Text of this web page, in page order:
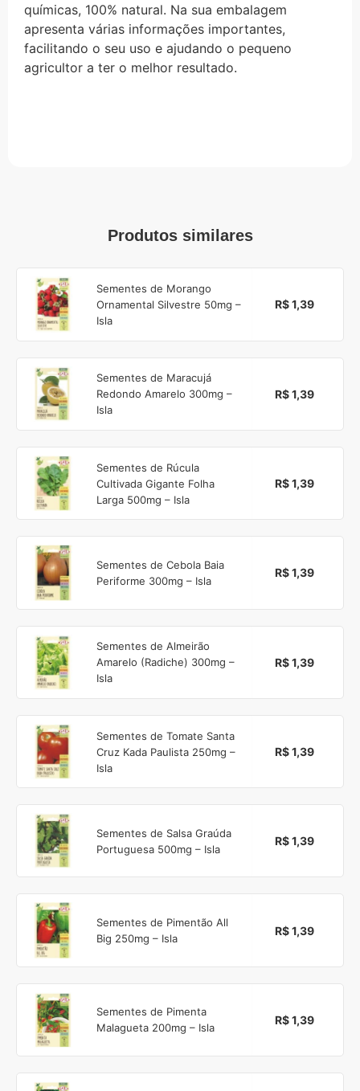
químicas, 100% natural. Na sua embalagem
apresenta várias informações importantes,
facilitando o seu uso e ajudando o pequeno
agricultor a ter o melhor resultado.
Produtos similares
Sementes de Morango
Ornamental Silvestre 50mg –
Isla
R$ 1,39
Sementes de Maracujá
Redondo Amarelo 300mg –
Isla
R$ 1,39
Sementes de Rúcula
Cultivada Gigante Folha
Larga 500mg – Isla
R$ 1,39
Sementes de Cebola Baia
Periforme 300mg – Isla
R$ 1,39
Sementes de Almeirão
Amarelo (Radiche) 300mg –
Isla
R$ 1,39
Sementes de Tomate Santa
Cruz Kada Paulista 250mg –
Isla
R$ 1,39
Sementes de Salsa Graúda
Portuguesa 500mg – Isla
R$ 1,39
Sementes de Pimentão All
Big 250mg – Isla
R$ 1,39
Sementes de Pimenta
Malagueta 200mg – Isla
R$ 1,39